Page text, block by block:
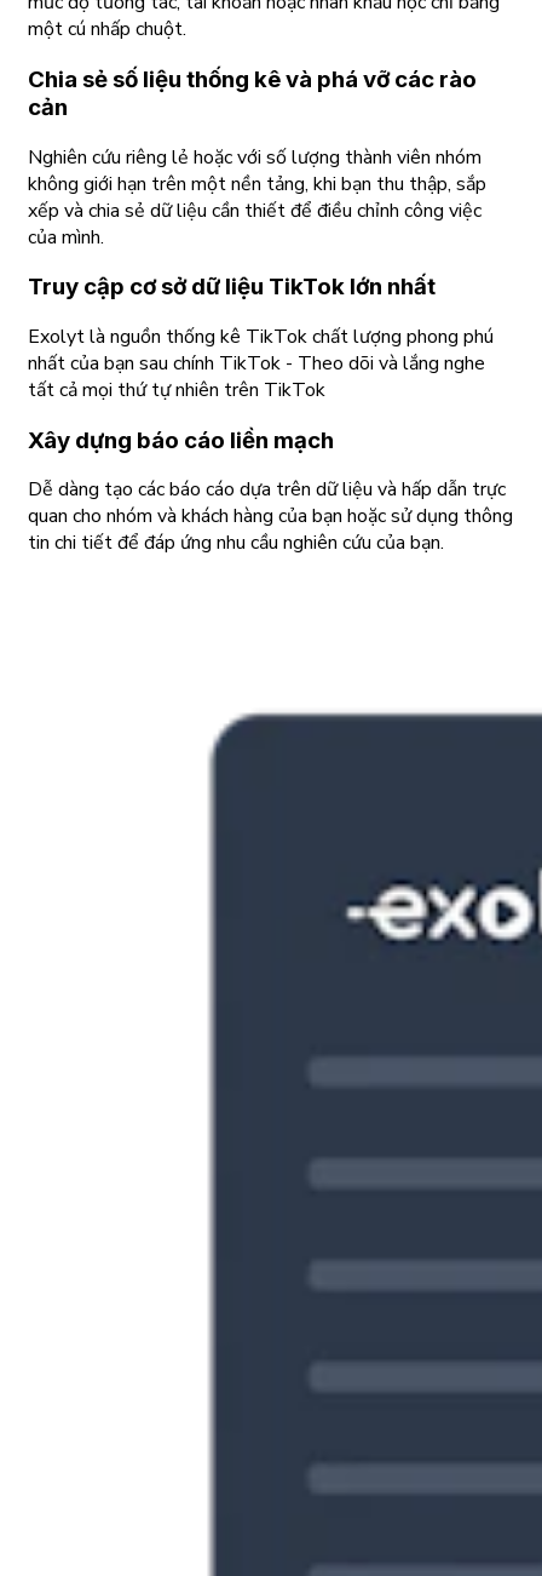
một cú nhấp chuột.
Chia sẻ số liệu thống kê và phá vỡ các rào
cản
Nghiên cứu riêng lẻ hoặc với số lượng thành viên nhóm
không giới hạn trên một nền tảng, khi bạn thu thập, sắp
xếp và chia sẻ dữ liệu cần thiết để điều chỉnh công việc
của mình.
Truy cập cơ sở dữ liệu TikTok lớn nhất
Exolyt là nguồn thống kê TikTok chất lượng phong phú
nhất của bạn sau chính TikTok - Theo dõi và lắng nghe
tất cả mọi thứ tự nhiên trên TikTok
Xây dựng báo cáo liền mạch
Dễ dàng tạo các báo cáo dựa trên dữ liệu và hấp dẫn trực
quan cho nhóm và khách hàng của bạn hoặc sử dụng thông
tin chi tiết để đáp ứng nhu cầu nghiên cứu của bạn.